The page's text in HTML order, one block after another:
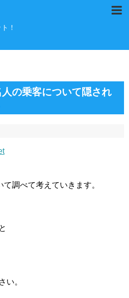
！
の乗客について隠され
調べて考えていきます。
い。